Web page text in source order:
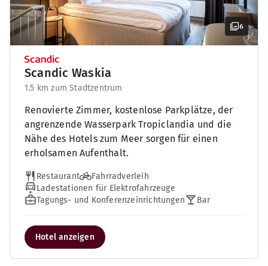
6
Scandic Waskia
1.5 km zum Stadtzentrum
Renovierte Zimmer, kostenlose Parkplätze, der
angrenzende Wasserpark Tropiclandia und die
Nähe des Hotels zum Meer sorgen für einen
erholsamen Aufenthalt.
Restaurant
Fahrradverleih
Ladestationen für Elektrofahrzeuge
Tagungs- und Konferenzeinrichtungen
Bar
Hotel anzeigen